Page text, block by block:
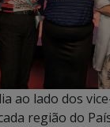
ao lado dos
região do